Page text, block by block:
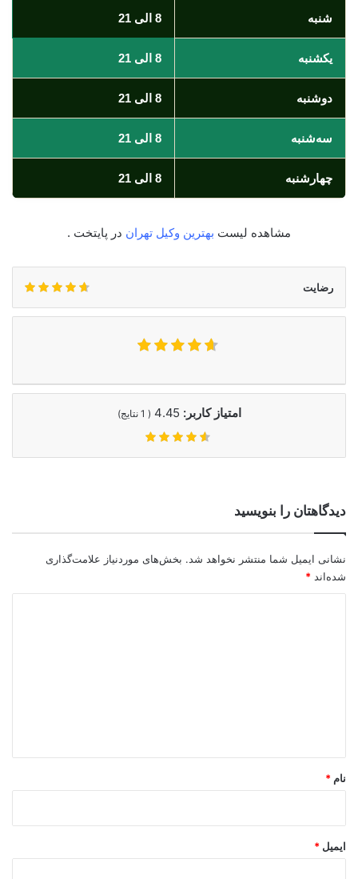
شنبه 8 الی 21
یکشنبه 8 الی 21
دوشنبه 8 الی 21
سه‌شنبه 8 الی 21
چهارشنبه 8 الی 21
مشاهده لیست بهترین وکیل تهران در پایتخت .
رضایت
امتیاز کاربر: 4.45
(
1 نتایج)
دیدگاهتان را بنویسید
نشانی ایمیل شما منتشر نخواهد شد. بخش‌های موردنیاز علامت‌گذاری
شده‌اند *
نام *
ایمیل *